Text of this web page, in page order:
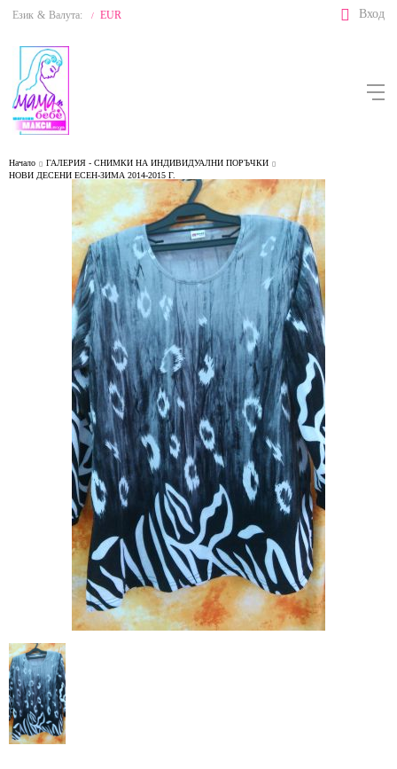
Език & Валута: / EUR Вход
Начало
ГАЛЕРИЯ - СНИМКИ НА ИНДИВИДУАЛНИ ПОРЪЧКИ
НОВИ ДЕСЕНИ ЕСЕН-ЗИМА 2014-2015 Г.